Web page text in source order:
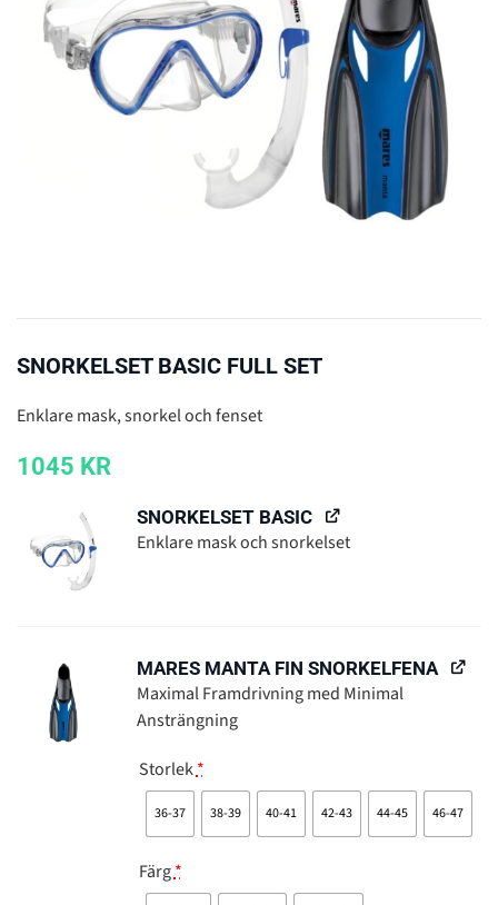
SNORKELSET BASIC FULL SET
Enklare mask, snorkel och fenset
1045 KR
SNORKELSET BASIC
Enklare mask och snorkelset
MARES MANTA FIN SNORKELFENA
Maximal Framdrivning med Minimal
Ansträngning
Storlek*
36-37 38-39 40-41 42-43 44-45 46-47
Färg*